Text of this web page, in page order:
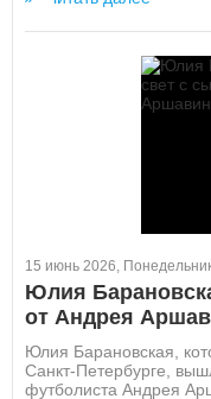
15 июнь 2026,
Юлия
от Андрея
Юлия Барановская,
Санкт-Петербурге,
футболиста Андрея